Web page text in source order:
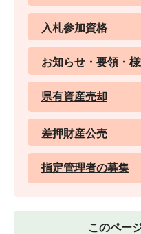
入札参加資格
お知らせ・要領・
県有資産売却
差押財産公売
指定管理者の募集
このペー